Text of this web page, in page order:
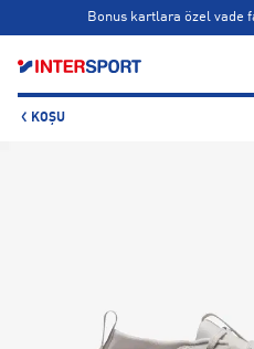
Bonus kartlara özel vade
KOŞU